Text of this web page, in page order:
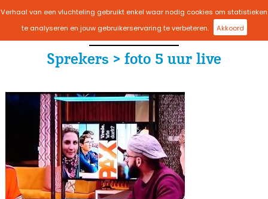
Verhaal van een vluchteling gebruikt enkel waar nodig cookies om statistieken
te analyseren en jouw gebruikerservaring te verbeteren.
Akkoord
menu
Sprekers > foto 5 uur live